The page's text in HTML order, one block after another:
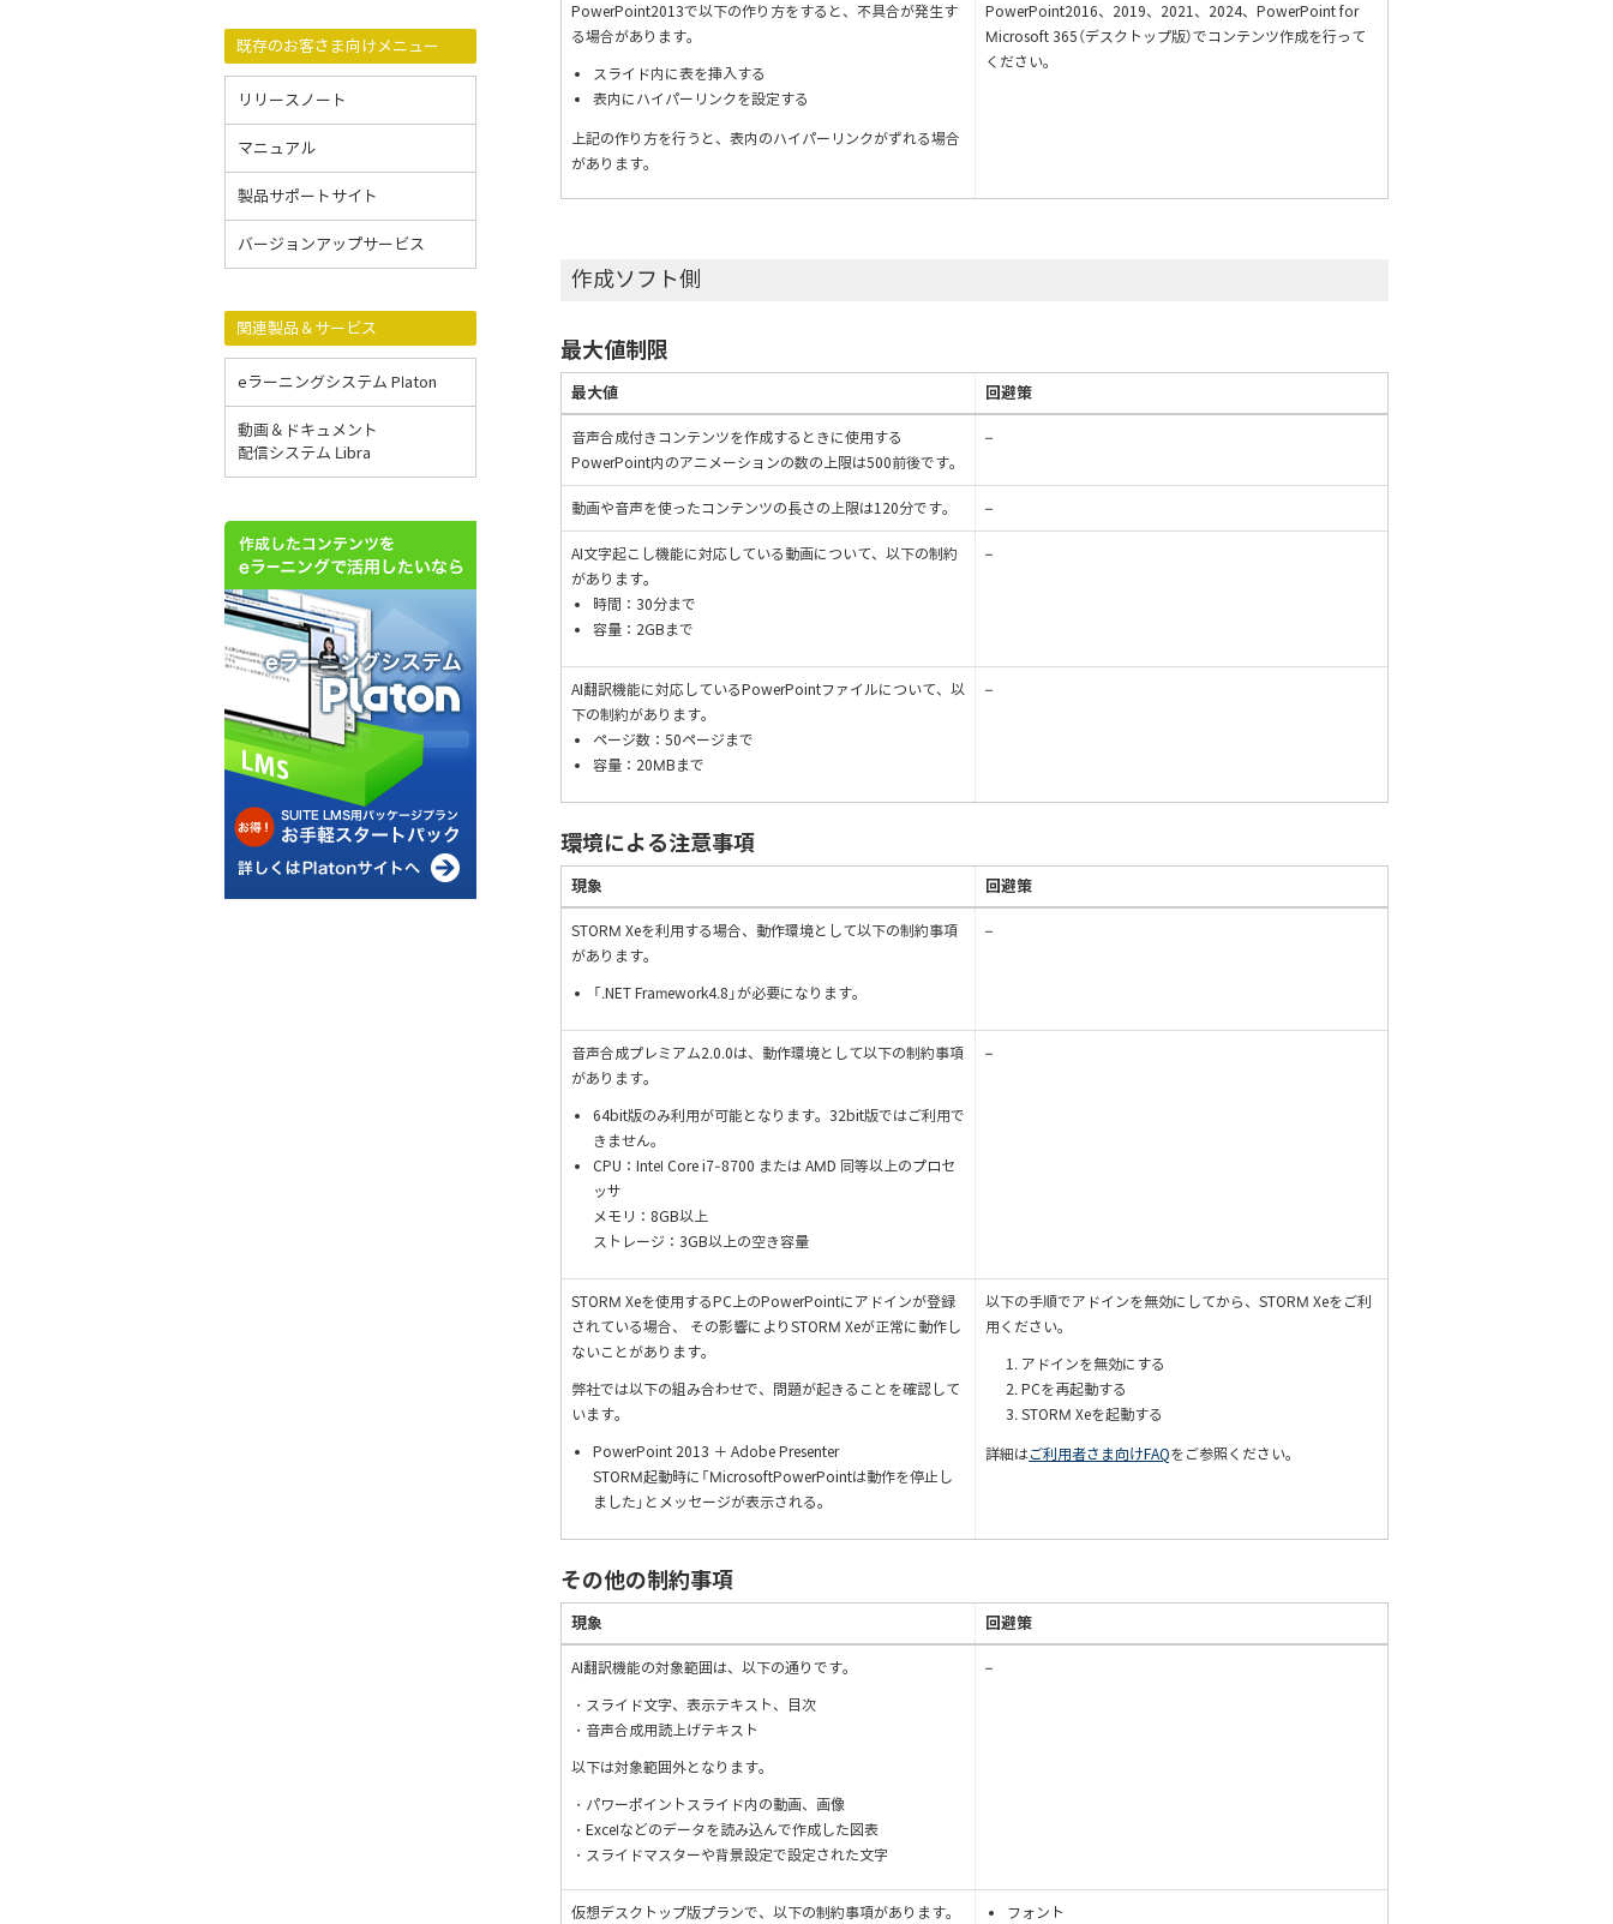
PowerPoint2013で以下の作り方をすると、不具合が発生す
る場合があります。
スライド内に表を挿入する
表内にハイパーリンクを設定する
上記の作り方を行うと、表内のハイパーリンクがずれる場合
があります。
PowerPoint2016、2019、2021、2024、PowerPoint for
Microsoft 365（デスクトップ版）でコンテンツ作成を行って
ください。
作成ソフト側
最大値制限
最大値 回避策
音声合成付きコンテンツを作成するときに使用する
PowerPoint内のアニメーションの数の上限は500前後です。
–
動画や音声を使ったコンテンツの長さの上限は120分です。 –
AI文字起こし機能に対応している動画について、以下の制約
があります。
時間：30分まで
容量：2GBまで
–
AI翻訳機能に対応しているPowerPointファイルについて、以
下の制約があります。
ページ数：50ページまで
容量：20MBまで
–
環境による注意事項
現象 回避策
STORM Xeを利用する場合、動作環境として以下の制約事項
があります。
「.NET Framework4.8」が必要になります。
–
音声合成プレミアム2.0.0は、動作環境として以下の制約事項
があります。
64bit版のみ利用が可能となります。32bit版ではご利用で
きません。
CPU：Intel Core i7-8700 または AMD 同等以上のプロセ
ッサ
メモリ：8GB以上
ストレージ：3GB以上の空き容量
–
STORM Xeを使用するPC上のPowerPointにアドインが登録
されている場合、 その影響によりSTORM Xeが正常に動作し
ないことがあります。
弊社では以下の組み合わせで、問題が起きることを確認して
います。
PowerPoint 2013 ＋ Adobe Presenter
STORM起動時に「MicrosoftPowerPointは動作を停止し
ました」とメッセージが表示される。
以下の手順でアドインを無効にしてから、STORM Xeをご利
用ください。
アドインを無効にする
PCを再起動する
STORM Xeを起動する
詳細はご利用者さま向けFAQをご参照ください。
その他の制約事項
現象 回避策
AI翻訳機能の対象範囲は、以下の通りです。
・スライド文字、表示テキスト、目次
・音声合成用読上げテキスト
以下は対象範囲外となります。
・パワーポイントスライド内の動画、画像
・Excelなどのデータを読み込んで作成した図表
・スライドマスターや背景設定で設定された文字
–
仮想デスクトップ版プランで、以下の制約事項があります。 フォント
既存のお客さま向けメニュー
リリースノート
マニュアル
製品サポートサイト
バージョンアップサービス
関連製品＆サービス
eラーニングシステム Platon
動画＆ドキュメント
配信システム Libra